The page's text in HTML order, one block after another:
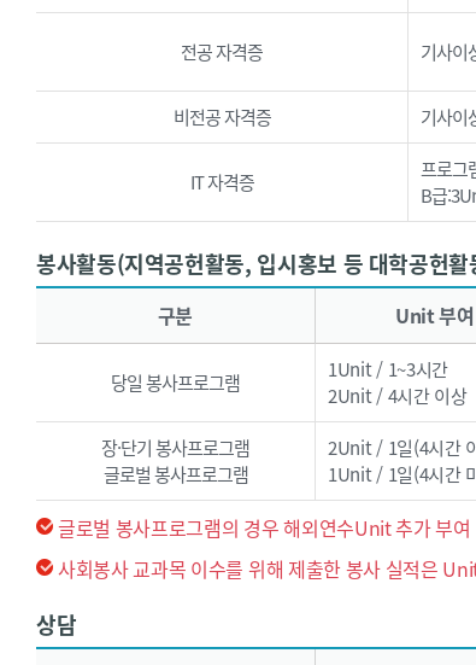
전공 자격증 기사이
비전공 자격증 기사이
IT 자격증
프로그
B급
봉사활동(지역공헌활동, 입시홍보 등 대학공헌
봉사활동(지역공헌활동, 입시홍보 등 대학공헌활동 포함) - 구분, Unit 부여 기준, 프로그램당 한도(Unit), 비고로 구성된 표입니다.
구분 Unit 부
당일 봉사프로그램
1Unit / 1~3시간
2Unit / 4시간 이상
장·단기 봉사프로그램
글로벌 봉사프로그램
2Unit / 1일(4시간
1Unit / 1일(4시간
글로벌 봉사프로그램의 경우 해외연수Unit 추가 부여
사회봉사 교과목 이수를 위해 제출한 봉사 실적은
상담
상담 - 구분, Unit 부여 기준, 학년당 한도(Unit), 비고로 구성된 표입니다.